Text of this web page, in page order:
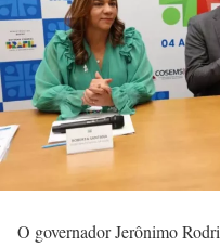
O governador Jerônimo